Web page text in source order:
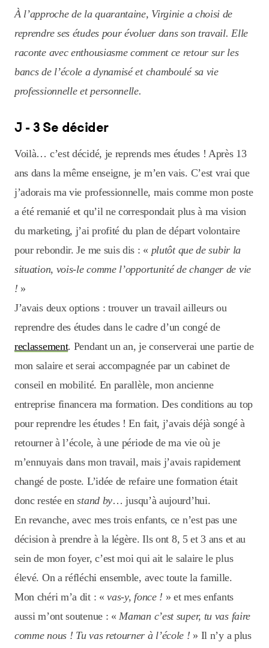
À l’approche de la quarantaine, Virginie a choisi de
reprendre ses études pour évoluer dans son travail. Elle
raconte avec enthousiasme comment ce retour sur les
bancs de l’école a dynamisé et chamboulé sa vie
professionnelle et personnelle.
J - 3 Se décider
Voilà… c’est décidé, je reprends mes études ! Après 13
ans dans la même enseigne, je m’en vais. C’est vrai que
j’adorais ma vie professionnelle, mais comme mon poste
a été remanié et qu’il ne correspondait plus à ma vision
du marketing, j’ai profité du plan de départ volontaire
pour rebondir. Je me suis dis : « plutôt que de subir la
situation, vois-le comme l’opportunité de changer de vie
! »
J’avais deux options : trouver un travail ailleurs ou
reprendre des études dans le cadre d’un congé de
reclassement. Pendant un an, je conserverai une partie de
mon salaire et serai accompagnée par un cabinet de
conseil en mobilité. En parallèle, mon ancienne
entreprise financera ma formation. Des conditions au top
pour reprendre les études ! En fait, j’avais déjà songé à
retourner à l’école, à une période de ma vie où je
m’ennuyais dans mon travail, mais j’avais rapidement
changé de poste. L’idée de refaire une formation était
donc restée enstand by… jusqu’à aujourd’hui.
En revanche, avec mes trois enfants, ce n’est pas une
décision à prendre à la légère. Ils ont 8, 5 et 3 ans et au
sein de mon foyer, c’est moi qui ait le salaire le plus
élevé. On a réfléchi ensemble, avec toute la famille.
Mon chéri m’a dit : «vas-y, fonce ! » et mes enfants
aussi m’ont soutenue : «Maman c’est super, tu vas faire
comme nous ! Tu vas retourner à l’école ! » Il n’y a plus